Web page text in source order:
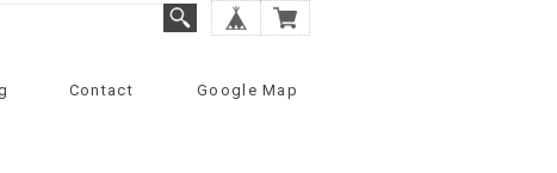
Contact Google Map